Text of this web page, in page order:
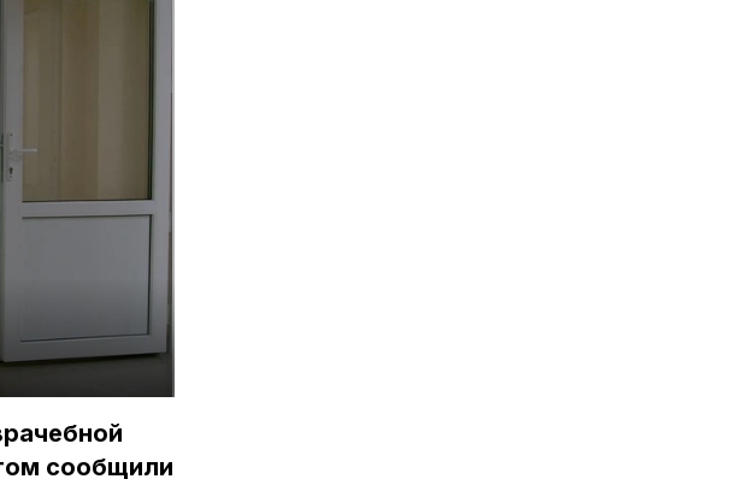
сообщили